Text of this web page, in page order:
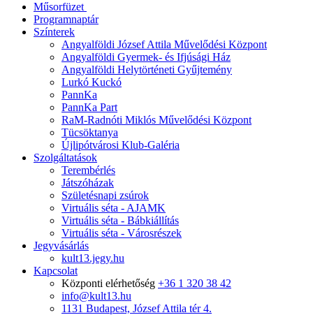
Műsorfüzet
Programnaptár
Színterek
Angyalföldi József Attila Művelődési Központ
Angyalföldi Gyermek- és Ifjúsági Ház
Angyalföldi Helytörténeti Gyűjtemény
Lurkó Kuckó
PannKa
PannKa Part
RaM-Radnóti Miklós Művelődési Központ
Tücsöktanya
Újlipótvárosi Klub-Galéria
Szolgáltatások
Terembérlés
Játszóházak
Születésnapi zsúrok
Virtuális séta - AJAMK
Virtuális séta - Bábkiállítás
Virtuális séta - Városrészek
Jegyvásárlás
kult13.jegy.hu
Kapcsolat
Központi elérhetőség +36 1 320 38 42
info@kult13.hu
1131 Budapest, József Attila tér 4.